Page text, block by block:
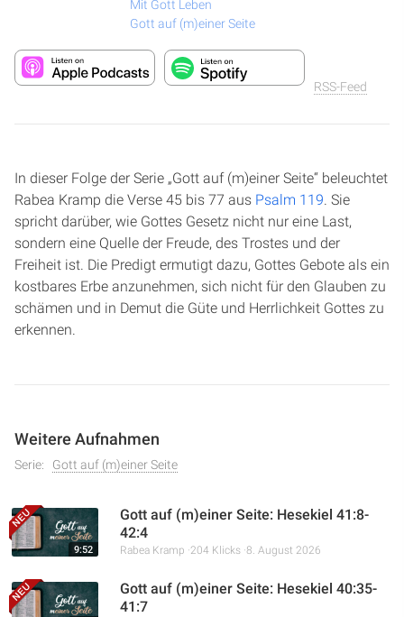
Mit Gott Leben
Gott auf (m)einer Seite
RSS-Feed
In dieser Folge der Serie „Gott auf (m)einer Seite“ beleuchtet
Rabea Kramp die Verse 45 bis 77 aus Psalm 119. Sie
spricht darüber, wie Gottes Gesetz nicht nur eine Last,
sondern eine Quelle der Freude, des Trostes und der
Freiheit ist. Die Predigt ermutigt dazu, Gottes Gebote als ein
kostbares Erbe anzunehmen, sich nicht für den Glauben zu
schämen und in Demut die Güte und Herrlichkeit Gottes zu
erkennen.
Weitere Aufnahmen
Serie: Gott auf (m)einer Seite
9:52
Gott auf (m)einer Seite: Hesekiel 41:8-
42:4
Rabea Kramp 204 Klicks 8. August 2026
Gott auf (m)einer Seite: Hesekiel 40:35-
41:7